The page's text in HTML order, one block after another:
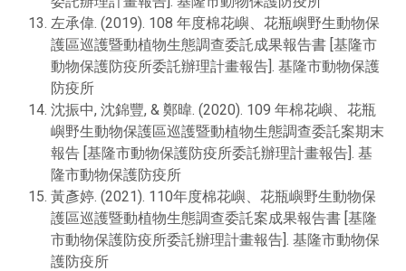
左承偉. (2019). 108 年度棉花嶼、花瓶嶼野生動物保
護區巡護暨動植物生態調查委託成果報告書 [基隆市
動物保護防疫所委託辦理計畫報告]. 基隆市動物保護
防疫所
沈振中, 沈錦豐, & 鄭暐. (2020). 109 年棉花嶼、花瓶
嶼野生動物保護區巡護暨動植物生態調查委託案期末
報告 [基隆市動物保護防疫所委託辦理計畫報告]. 基
隆市動物保護防疫所
黃彥婷. (2021). 110年度棉花嶼、花瓶嶼野生動物保
護區巡護暨動植物生態調查委託案成果報告書 [基隆
市動物保護防疫所委託辦理計畫報告]. 基隆市動物保
護防疫所